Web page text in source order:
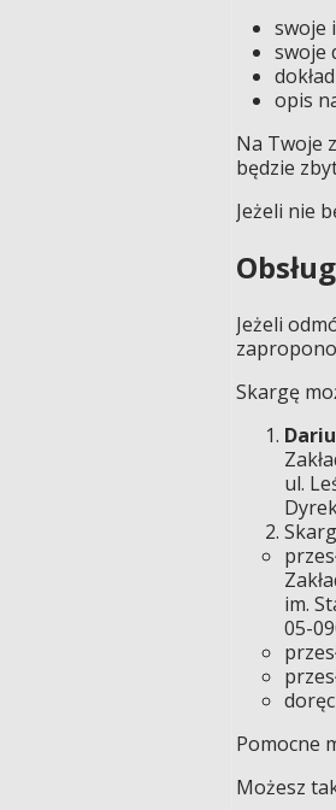
swoje
swoje
opis
Na Twoje
będzie
Jeżeli nie
Jeżeli
Skargę
ul.
im.
05-
Pomocne
Możesz